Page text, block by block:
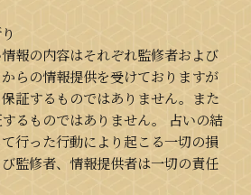
報の内容はそれぞれ監修者および
らの情報提供を受けておりますが
証するものではありません。また
るものではありません。 占いの結
行った行動により起こる一切の損
監修者、情報提供者は一切の責任